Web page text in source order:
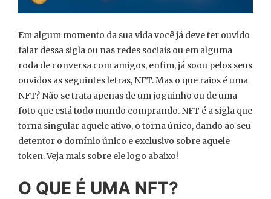
Em algum momento da sua vida você já deve ter ouvido
falar dessa sigla ou nas redes sociais ou em alguma
roda de conversa com amigos, enfim, já soou pelos seus
ouvidos as seguintes letras, NFT. Mas o que raios é uma
NFT? Não se trata apenas de um joguinho ou de uma
foto que está todo mundo comprando. NFT é a sigla que
torna singular aquele ativo, o torna único, dando ao seu
detentor o domínio único e exclusivo sobre aquele
token. Veja mais sobre ele logo abaixo!
O QUE É UMA NFT?